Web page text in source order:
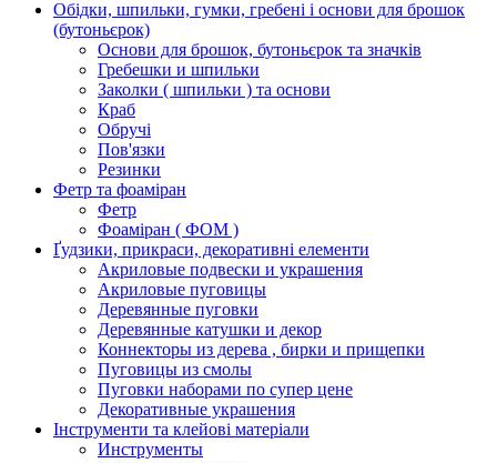
Обідки, шпильки, гумки, гребені і основи для брошок
(бутоньєрок)
Основи для брошок, бутоньєрок та значків
Гребешки и шпильки
Заколки ( шпильки ) та основи
Краб
Обручі
Пов'язки
Резинки
Фетр та фоаміран
Фетр
Фоаміран ( ФОМ )
Ґудзики, прикраси, декоративні елементи
Акриловые подвески и украшения
Акриловые пуговицы
Деревянные пуговки
Деревянные катушки и декор
Коннекторы из дерева , бирки и прищепки
Пуговицы из смолы
Пуговки наборами по супер цене
Декоративные украшения
Інструменти та клейові матеріали
Инструменты